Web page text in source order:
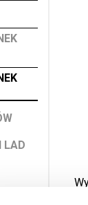
LAD